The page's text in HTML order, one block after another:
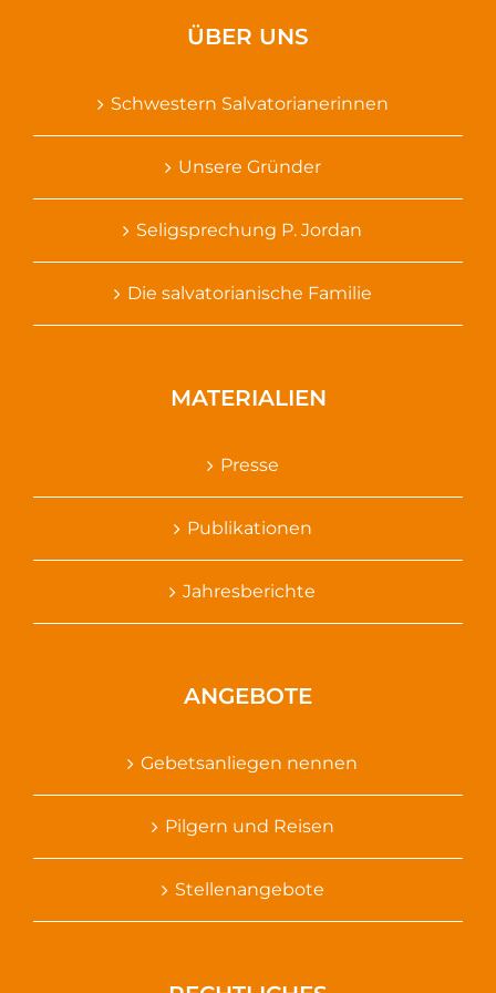
ÜBER UNS
Schwestern Salvatorianerinnen
Unsere Gründer
Seligsprechung P. Jordan
Die salvatorianische Familie
MATERIALIEN
Presse
Publikationen
Jahresberichte
ANGEBOTE
Gebetsanliegen nennen
Pilgern und Reisen
Stellenangebote